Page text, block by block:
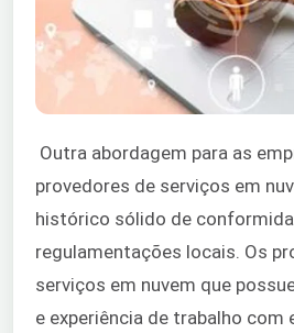
Outra abordagem para as
provedores de serviços em
histórico sólido de
regulamentações locais. Os
serviços em nuvem que
e experiência de trabalho com